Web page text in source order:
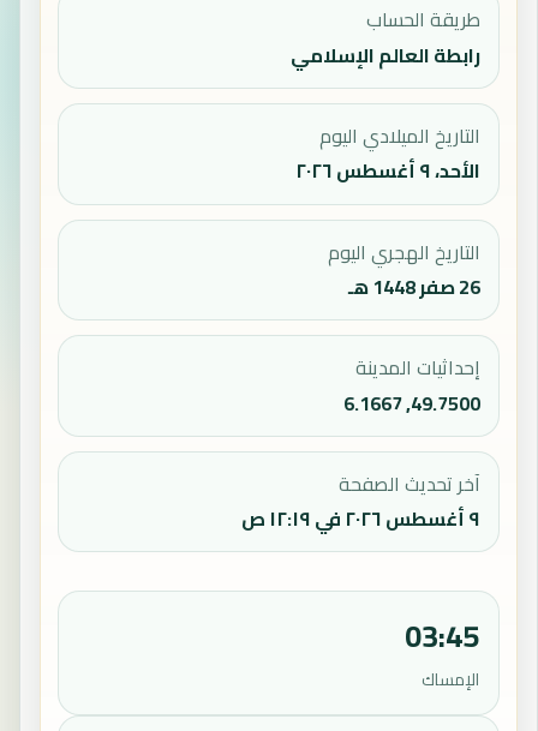
طريقة الحساب
رابطة العالم الإسلامي
التاريخ الميلادي اليوم
الأحد، ٩ أغسطس ٢٠٢٦
التاريخ الهجري اليوم
26 صفر 1448 هـ
إحداثيات المدينة
49.7500, 6.1667
آخر تحديث الصفحة
٩ أغسطس ٢٠٢٦ في ١٢:١٩ ص
03:45
الإمساك